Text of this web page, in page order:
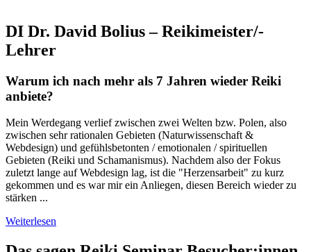
DI Dr. David Bolius – Reikimeister/-
Lehrer
Warum ich nach mehr als 7 Jahren wieder Reiki
anbiete?
Mein Werdegang verlief zwischen zwei Welten bzw. Polen, also
zwischen sehr rationalen Gebieten (Naturwissenschaft &
Webdesign) und gefühlsbetonten / emotionalen / spirituellen
Gebieten (Reiki und Schamanismus). Nachdem also der Fokus
zuletzt lange auf Webdesign lag, ist die "Herzensarbeit" zu kurz
gekommen und es war mir ein Anliegen, diesen Bereich wieder zu
stärken ...
Weiterlesen